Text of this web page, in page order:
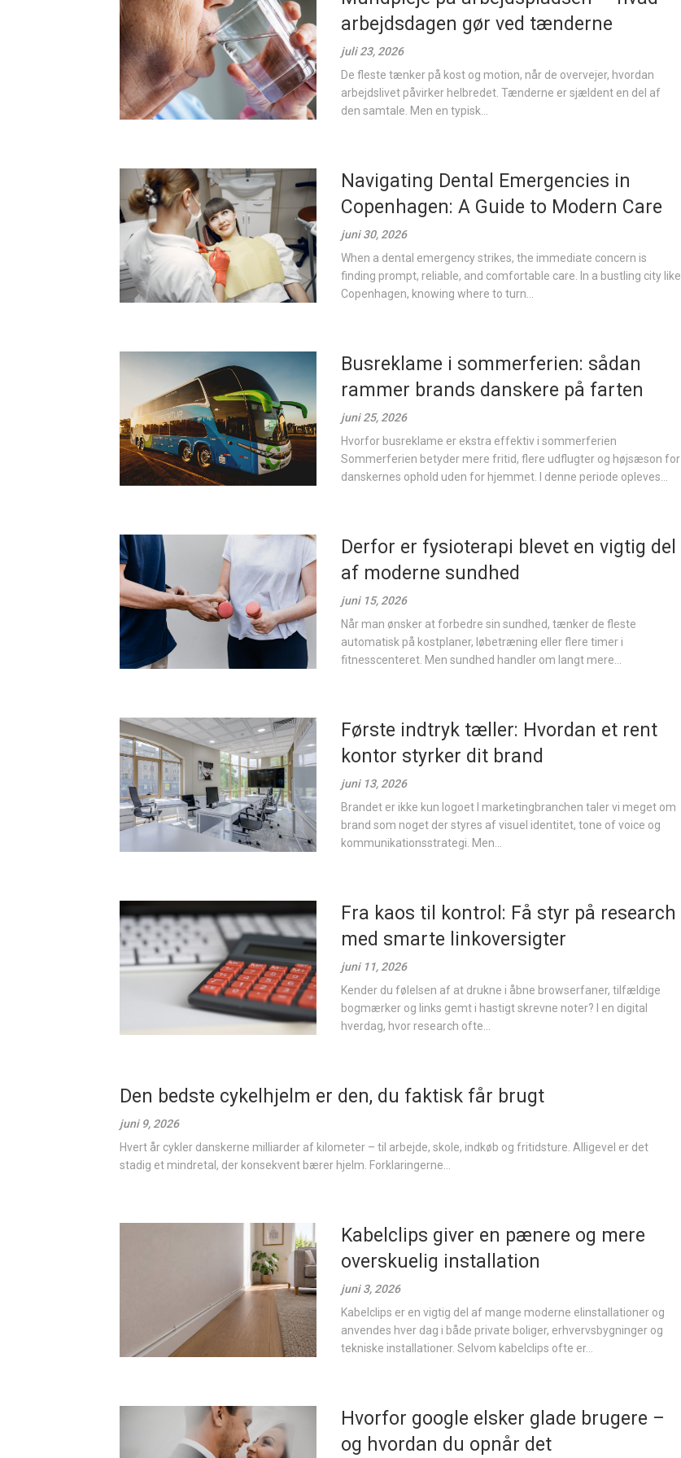
arbejdsdagen gør ved tænderne
juli 23, 2026
De fleste tænker på kost og motion, når de overvejer, hvordan
arbejdslivet påvirker helbredet. Tænderne er sjældent en del af
den samtale. Men en typisk...
Navigating Dental Emergencies in
Copenhagen: A Guide to Modern Care
juni 30, 2026
When a dental emergency strikes, the immediate concern is
finding prompt, reliable, and comfortable care. In a bustling city like
Copenhagen, knowing where to turn...
Busreklame i sommerferien: sådan
rammer brands danskere på farten
juni 25, 2026
Hvorfor busreklame er ekstra effektiv i sommerferien
Sommerferien betyder mere fritid, flere udflugter og højsæson for
danskernes ophold uden for hjemmet. I denne periode opleves...
Derfor er fysioterapi blevet en vigtig del
af moderne sundhed
juni 15, 2026
Når man ønsker at forbedre sin sundhed, tænker de fleste
automatisk på kostplaner, løbetræning eller flere timer i
fitnesscenteret. Men sundhed handler om langt mere...
Første indtryk tæller: Hvordan et rent
kontor styrker dit brand
juni 13, 2026
Brandet er ikke kun logoet I marketingbranchen taler vi meget om
brand som noget der styres af visuel identitet, tone of voice og
kommunikationsstrategi. Men...
Fra kaos til kontrol: Få styr på research
med smarte linkoversigter
juni 11, 2026
Kender du følelsen af at drukne i åbne browserfaner, tilfældige
bogmærker og links gemt i hastigt skrevne noter? I en digital
hverdag, hvor research ofte...
Den bedste cykelhjelm er den, du faktisk får brugt
juni 9, 2026
Hvert år cykler danskerne milliarder af kilometer – til arbejde, skole, indkøb og fritidsture. Alligevel er det
stadig et mindretal, der konsekvent bærer hjelm. Forklaringerne...
Kabelclips giver en pænere og mere
overskuelig installation
juni 3, 2026
Kabelclips er en vigtig del af mange moderne elinstallationer og
anvendes hver dag i både private boliger, erhvervsbygninger og
tekniske installationer. Selvom kabelclips ofte er...
Hvorfor google elsker glade brugere –
og hvordan du opnår det